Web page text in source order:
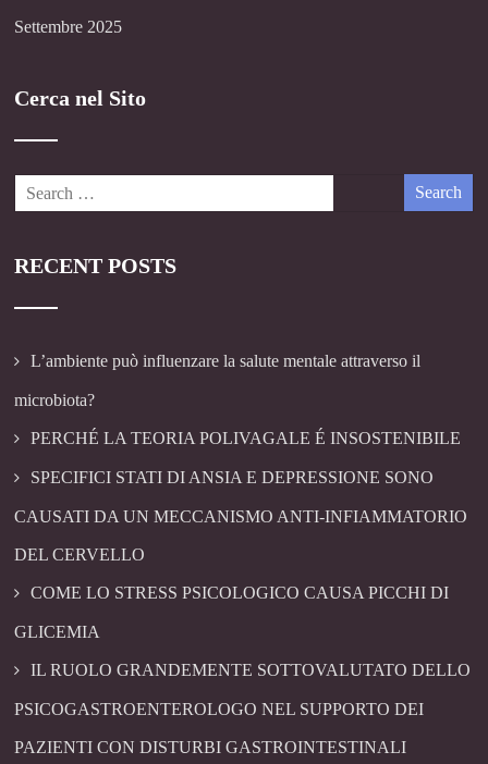
Settembre 2025
Cerca nel Sito
RECENT POSTS
L’ambiente può influenzare la salute mentale attraverso il
microbiota?
PERCHÉ LA TEORIA POLIVAGALE É INSOSTENIBILE
SPECIFICI STATI DI ANSIA E DEPRESSIONE SONO
CAUSATI DA UN MECCANISMO ANTI-INFIAMMATORIO
DEL CERVELLO
COME LO STRESS PSICOLOGICO CAUSA PICCHI DI
GLICEMIA
IL RUOLO GRANDEMENTE SOTTOVALUTATO DELLO
PSICOGASTROENTEROLOGO NEL SUPPORTO DEI
PAZIENTI CON DISTURBI GASTROINTESTINALI